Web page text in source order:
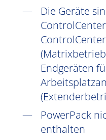
Die Geräte
Endgeräten
PowerPack
enthalten